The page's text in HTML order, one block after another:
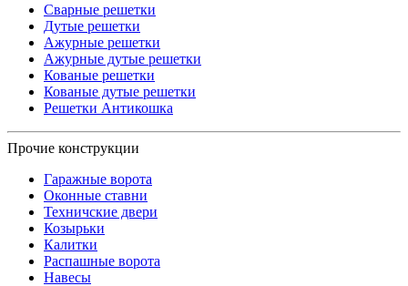
Сварные решетки
Дутые решетки
Ажурные решетки
Ажурные дутые решетки
Кованые решетки
Кованые дутые решетки
Решетки Антикошка
Прочие конструкции
Гаражные ворота
Оконные ставни
Техничские двери
Козырьки
Калитки
Распашные ворота
Навесы